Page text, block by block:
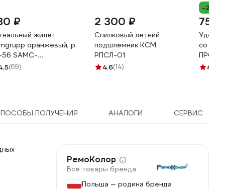
₽
жилет
оранжевый, р.
SAMC-
(69)
2 300 ₽
Спилковый летний
подшлемник КСМ
РПСЛ-01
4.6(14)
-24%
750
со
А 4.8
ПОЛУЧЕНИЯ АНАЛОГИ СЕРВИС
РемоКолор
Все товары бренда
Польша — родина бренда